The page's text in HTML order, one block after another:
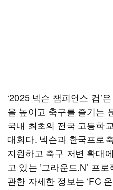
‘2025 넥슨 챔피언스 컵’
을 높이고 축구를 즐기는
국내 최초의 전국 고등학
대회다. 넥슨과 한국프로
지원하고 축구 저변 확대
고 있는 ‘그라운드.N’ 프
관한 자세한 정보는 ‘FC